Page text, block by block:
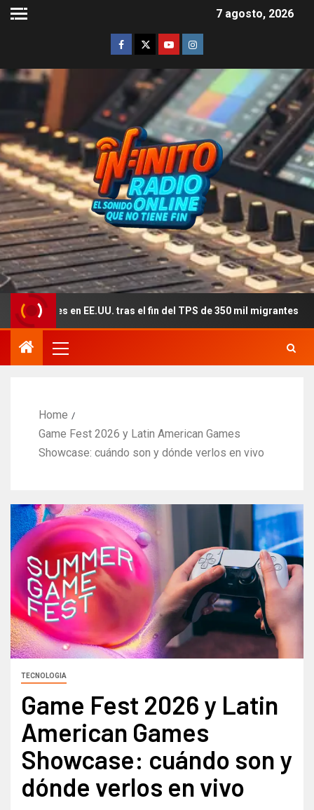
7 agosto, 2026
en EE.UU. tras el fin del TPS de 350 mil migrantes
Home
Game Fest 2026 y Latin American Games
Showcase: cuándo son y dónde verlos en vivo
TECNOLOGIA
Game Fest 2026 y Latin
American Games
Showcase: cuándo son y
dónde verlos en vivo